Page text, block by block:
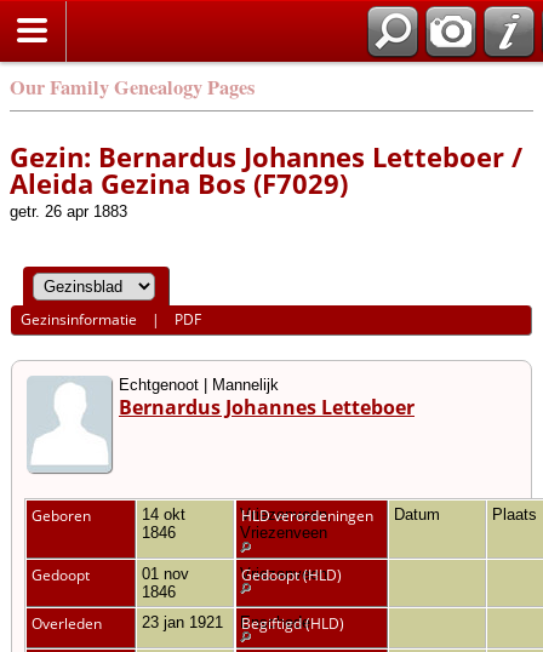
Our Family Genealogy Pages
Gezin: Bernardus Johannes Letteboer /
Aleida Gezina Bos (F7029)
getr. 26 apr 1883
Gezinsinformatie | PDF
Echtgenoot | Mannelijk
Bernardus Johannes Letteboer
Geboren
14 okt
1846
Vriezenveen,
Vriezenveen
HLD verordeningen Datum Plaats
Gedoopt
01 nov
1846
Vriezenveen
Gedoopt (HLD)
Overleden 23 jan 1921 Enschede
Begiftigd (HLD)